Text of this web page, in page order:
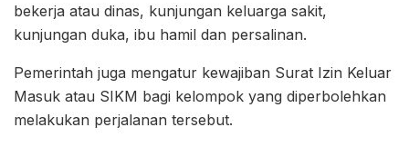
bekerja atau dinas, kunjungan keluarga sakit,
kunjungan duka, ibu hamil dan persalinan.
Pemerintah juga mengatur kewajiban Surat Izin Keluar
Masuk atau SIKM bagi kelompok yang diperbolehkan
melakukan perjalanan tersebut.